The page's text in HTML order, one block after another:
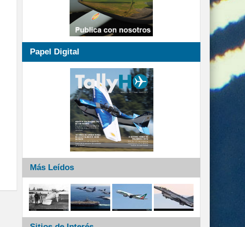
Papel Digital
Más Leídos